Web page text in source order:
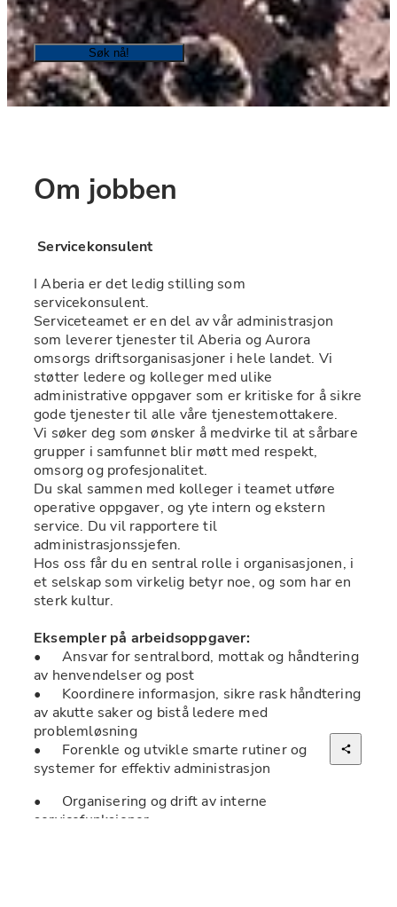
Søk nå!
Om jobben
Servicekonsulent
I Aberia er det ledig stilling som
servicekonsulent.
Serviceteamet er en del av vår administrasjon
som leverer tjenester til Aberia og Aurora
omsorgs driftsorganisasjoner i hele landet. Vi
støtter ledere og kolleger med ulike
administrative oppgaver som er kritiske for å sikre
gode tjenester til alle våre tjenestemottakere.
Vi søker deg som ønsker å medvirke til at sårbare
grupper i samfunnet blir møtt med respekt,
omsorg og profesjonalitet.
Du skal sammen med kolleger i teamet utføre
operative oppgaver, og yte intern og ekstern
service. Du vil rapportere til
administrasjonssjefen.
Hos oss får du en sentral rolle i organisasjonen, i
et selskap som virkelig betyr noe, og som har en
sterk kultur.
Eksempler på arbeidsoppgaver:
•	Ansvar for sentralbord, mottak og håndtering
av henvendelser og post
•	Koordinere informasjon, sikre rask håndtering
av akutte saker og bistå ledere med
problemløsning
•	Forenkle og utvikle smarte rutiner og
systemer for effektiv administrasjon
•	Organisering og drift av interne
servicefunksjoner